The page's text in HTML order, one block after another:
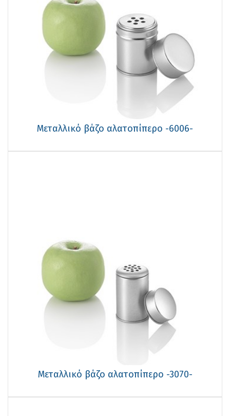
Μεταλλικό βάζο αλατοπίπερο -6006-
Μεταλλικό βάζο αλατοπίπερο -3070-